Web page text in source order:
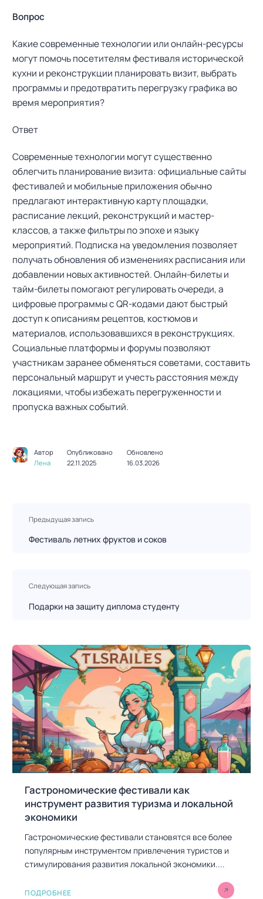
Вопрос
Какие современные технологии или онлайн-ресурсы
могут помочь посетителям фестиваля исторической
кухни и реконструкции планировать визит, выбрать
программы и предотвратить перегрузку графика во
время мероприятия?
Ответ
Современные технологии могут существенно
облегчить планирование визита: официальные сайты
фестивалей и мобильные приложения обычно
предлагают интерактивную карту площадки,
расписание лекций, реконструкций и мастер-
классов, а также фильтры по эпохе и языку
мероприятий. Подписка на уведомления позволяет
получать обновления об изменениях расписания или
добавлении новых активностей. Онлайн-билеты и
тайм-билеты помогают регулировать очереди, а
цифровые программы с QR-кодами дают быстрый
доступ к описаниям рецептов, костюмов и
материалов, использовавшихся в реконструкциях.
Социальные платформы и форумы позволяют
участникам заранее обменяться советами, составить
персональный маршрут и учесть расстояния между
локациями, чтобы избежать перегруженности и
пропуска важных событий.
Автор
Лена
Опубликовано
22.11.2025
Обновлено
16.03.2026
п
о
а
п
и
с
я
м
Предыдущая запись
Фестиваль летних фруктов и соков
Следующая запись
Подарки на защиту диплома студенту
Гастрономические фестивали как
инструмент развития туризма и локальной
экономики
Гастрономические фестивали становятся все более
популярным инструментом привлечения туристов и
стимулирования развития локальной экономики....
ПОДРОБНЕЕ